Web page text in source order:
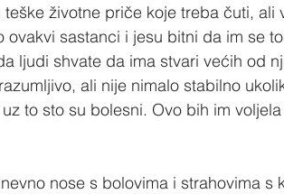
životne priče koje treba čuti, ali
sastanci i jesu bitni da im se
ljudi shvate da ima stvari većih od
ali nije nimalo stabilno
to sto su bolesni. Ovo bih im
nose s bolovima i strahovima s